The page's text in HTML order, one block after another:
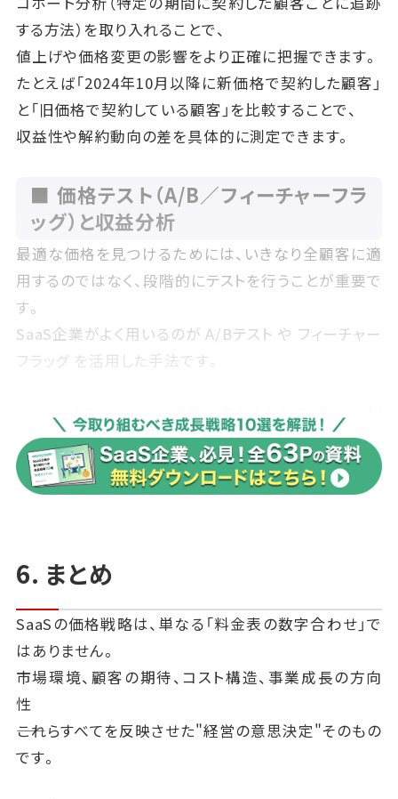
する方法）を取り入れることで、
値上げや価格変更の影響をより正確に把握できます。
たとえば「2024年10月以降に新価格で契約した顧客」
と「旧価格で契約している顧客」を比較することで、
収益性や解約動向の差を具体的に測定できます。
■ 価格テスト（A/B／フィーチャーフラ
ッグ）と収益分析
最適な価格を見つけるためには、いきなり全顧客に適
用するのではなく、段階的にテストを行うことが重要で
す。
SaaS企業がよく用いるのが A/Bテスト や フィーチャー
フラッグ を活用した手法です。
A/Bテストでは、一部の顧客に異なる価格を提示し、契
約率・継続率・利用率の差を検証します。
例えば「現行価格のままのグループ」と「10%値上げし
たグループ」を比較し、
だけに適用することができます。
例えば「新しい上位プランを一部の企業だけに提供
し、反応を見ながら徐々に拡大する」といったアプロー
チです。
この方法を使うことで、値上げや新価格体系のリスク
を最小化しつつ、現実的なデータを得られます。
6. まとめ
SaaSの価格戦略は、単なる「料金表の数字合わせ」で
はありません。
市場環境、顧客の期待、コスト構造、事業成長の方向
性
――これらすべてを反映させた"経営の意思決定"そのもの
です。